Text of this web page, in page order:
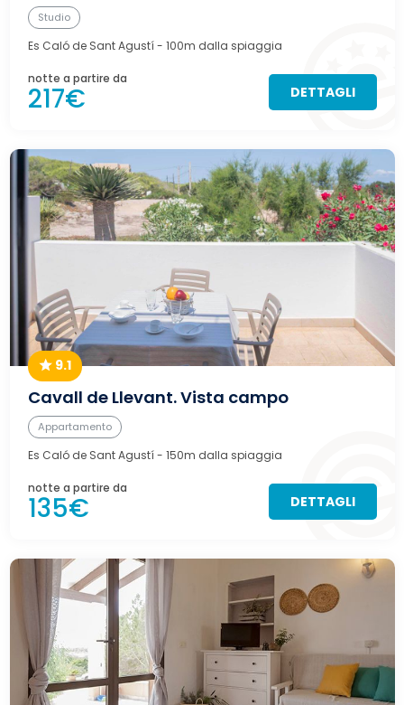
Studio
Es Caló de Sant Agustí- 100m dalla spiaggia
notte a partire da
217€ DETTAGLI
9.1
Cavall de Llevant. Vista campo
Appartamento
Es Caló de Sant Agustí- 150m dalla spiaggia
notte a partire da
135€ DETTAGLI